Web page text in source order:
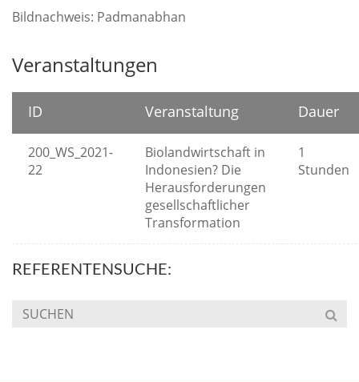
Bildnachweis: Padmanabhan
Veranstaltungen
ID Veranstaltung Dauer
200_WS_2021-
22
Biolandwirtschaft in
Indonesien? Die
Herausforderungen
gesellschaftlicher
Transformation
1
Stunden
REFERENTENSUCHE: